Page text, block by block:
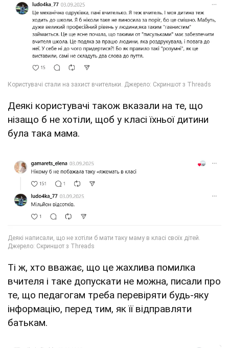
Деякі користувачі також вказали на те, що
нізащо б не хотіли, щоб у класі їхньої дитини
була така мама.
Ті ж, хто вважає, що це жахлива помилка
вчителя і таке допускати не можна, писали про
те, що педагогам треба перевіряти будь-яку
інформацію, перед тим, як її відправляти
батькам.